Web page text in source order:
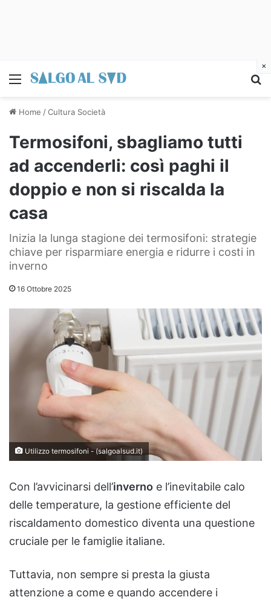
Menu
Home /Cultura Società
Termosifoni, sbagliamo tutti
ad accenderli: così paghi il
doppio e non si riscalda la
casa
Inizia la lunga stagione dei termosifoni: strategie
chiave per risparmiare energia e ridurre i costi in
inverno
16 Ottobre 2025
Utilizzo termosifoni - (salgoalsud.it)
Con l’avvicinarsi dell’inverno e l’inevitabile calo
delle temperature, la gestione efficiente del
riscaldamento domestico diventa una questione
cruciale per le famiglie italiane.
Tuttavia, non sempre si presta la giusta
attenzione a come e quando accendere i
×